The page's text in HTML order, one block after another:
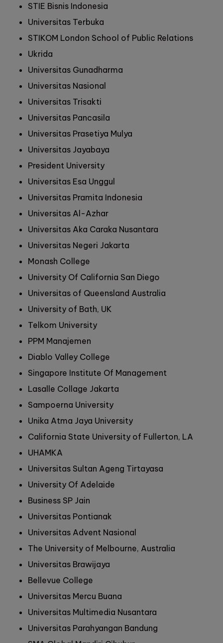
STIE Bisnis Indonesia
Universitas Terbuka
STIKOM London School of Public Relations
Ukrida
Universitas Gunadharma
Universitas Nasional
Universitas Trisakti
Universitas Pancasila
Universitas Prasetiya Mulya
Universitas Jayabaya
President University
Universitas Esa Unggul
Universitas Pramita Indonesia
Universitas Al-Azhar
Universitas Aka Caraka Nusantara
Universitas Negeri Jakarta
Monash College
University Of California San Diego
Universitas of Queensland Australia
University of Bath, UK
Telkom University
PPM Manajemen
Diablo Valley College
Singapore Institute Of Management
Lasalle Collage Jakarta
Sampoerna University
Unika Atma Jaya University
California State University of Fullerton, LA
UHAMKA
Universitas Sultan Ageng Tirtayasa
University Of Adelaide
Business SP Jain
Universitas Pontianak
Universitas Advent Nasional
The University of Melbourne, Australia
Universitas Brawijaya
Bellevue College
Universitas Mercu Buana
Universitas Multimedia Nusantara
Universitas Parahyangan Bandung